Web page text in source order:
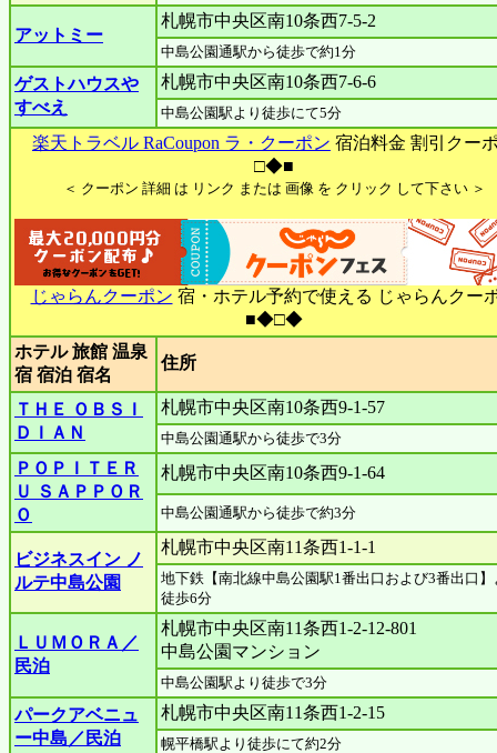
アットミー
札幌市中央区南10条西7-5-2
中島公園通駅から徒歩で約1分
ゲストハウスや
すべえ
札幌市中央区南10条西7-6-6
中島公園駅より徒歩にて5分
楽天トラベル RaCoupon ラ・クーポン 宿泊料金 割引クー
□◆■
＜ クーポン 詳細 は リンク または 画像 を クリック して下さい ＞
じゃらんクーポン 宿・ホテル予約で使える じゃらんクー
■◆□◆
ホテル 旅館 温泉
宿 宿泊 宿名
住所
ＴＨＥ ＯＢＳＩ
ＤＩＡＮ
札幌市中央区南10条西9-1-57
中島公園通駅から徒歩で3分
ＰＯＰＩＴＥＲ
Ｕ ＳＡＰＰＯＲ
Ｏ
札幌市中央区南10条西9-1‐64
中島公園通駅から徒歩で約3分
ビジネスイン ノ
ルテ中島公園
札幌市中央区南11条西1-1-1
地下鉄【南北線中島公園駅1番出口および3番出口】
徒歩6分
ＬＵＭＯＲＡ／
民泊
札幌市中央区南11条西1-2-12-801
中島公園マンション
中島公園駅より徒歩で3分
パークアベニュ
ー中島／民泊
札幌市中央区南11条西1-2-15
幌平橋駅より徒歩にて約2分